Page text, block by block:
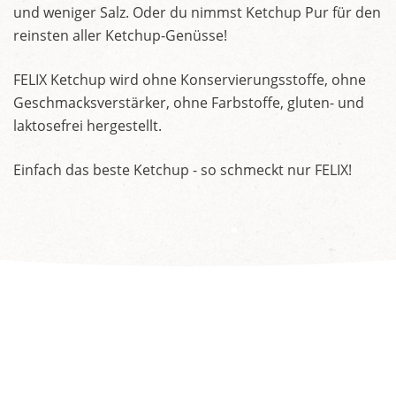
und weniger Salz. Oder du nimmst Ketchup Pur für den
reinsten aller Ketchup-Genüsse!
FELIX Ketchup wird ohne Konservierungsstoffe, ohne
Geschmacksverstärker, ohne Farbstoffe, gluten- und
laktosefrei hergestellt.
Einfach das beste Ketchup - so schmeckt nur FELIX!